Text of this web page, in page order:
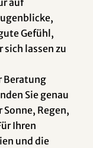
auf
Gefühl,
lassen zu
Beratung
Sie genau
Sonne, Regen,
Ihren
und die